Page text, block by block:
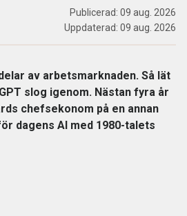
Publicerad: 09 aug. 2026
Uppdaterad: 09 aug. 2026
av arbetsmarknaden. Så lät
slog igenom. Nästan fyra år
chefsekonom på en annan
dagens AI med 1980-talets